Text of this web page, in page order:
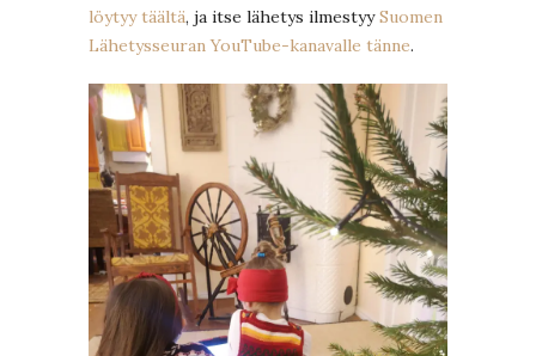
löytyy täältä, ja itse lähetys ilmestyySuomen
Lähetysseuran YouTube-kanavalle tänne.